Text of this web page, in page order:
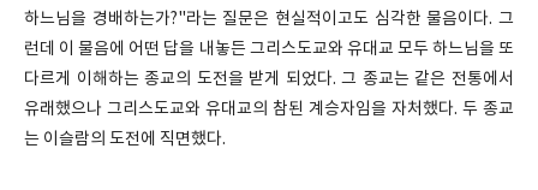
하느님을 경배하는가?"라는 질문은 현실적이고도 심각한 물음이다. 그
런데 이 물음에 어떤 답을 내놓든 그리스도교와 유대교 모두 하느님을 또
다르게 이해하는 종교의 도전을 받게 되었다. 그 종교는 같은 전통에서
유래했으나 그리스도교와 유대교의 참된 계승자임을 자처했다. 두 종교
는 이슬람의 도전에 직면했다.